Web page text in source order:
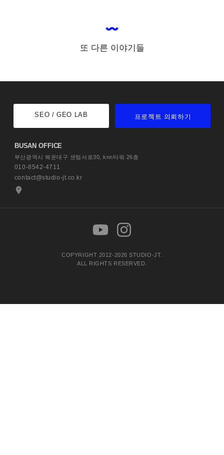
또 다른 이야기들
SEO / GEO LAB 프로젝트 의뢰하기
BUSAN OFFICE
부산광역시 해운대구 센텀서로30,knn타워 26층
010-8542-4711
contact@studio-jt.co.kr
COPYRIGHT 2012-2026 STUDIO-JT.
ALL RIGHTS RESERVED.